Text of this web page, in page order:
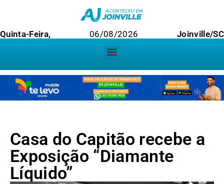
Quinta-Feira, 06/08/2026 Joinville/SC
Casa do Capitão recebe a
Exposição “Diamante
Líquido”